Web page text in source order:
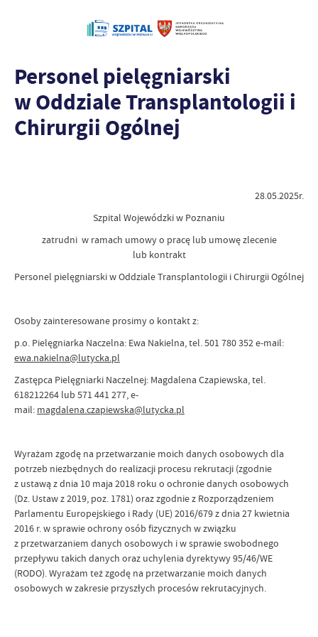
Personel pielęgniarski
w Oddziale Transplantologii i
Chirurgii Ogólnej
28.05.2025r.
Szpital Wojewódzki w Poznaniu
zatrudni w ramach umowy o pracę lub umowę zlecenie
lub kontrakt
Personel pielęgniarski w Oddziale Transplantologii i Chirurgii Ogólnej
Osoby zainteresowane prosimy o kontakt z:
p.o. Pielęgniarka Naczelna: Ewa Nakielna, tel. 501 780 352 e-mail:
ewa.nakielna@lutycka.pl
Zastępca Pielęgniarki Naczelnej: Magdalena Czapiewska, tel.
618212264 lub 571 441 277, e-
mail: magdalena.czapiewska@lutycka.pl
Wyrażam zgodę na przetwarzanie moich danych osobowych dla
potrzeb niezbędnych do realizacji procesu rekrutacji (zgodnie
z ustawą z dnia 10 maja 2018 roku o ochronie danych osobowych
(Dz. Ustaw z 2019, poz. 1781) oraz zgodnie z Rozporządzeniem
Parlamentu Europejskiego i Rady (UE) 2016/679 z dnia 27 kwietnia
2016 r. w sprawie ochrony osób fizycznych w związku
z przetwarzaniem danych osobowych i w sprawie swobodnego
przepływu takich danych oraz uchylenia dyrektywy 95/46/WE
(RODO). Wyrażam też zgodę na przetwarzanie moich danych
osobowych w zakresie przyszłych procesów rekrutacyjnych.